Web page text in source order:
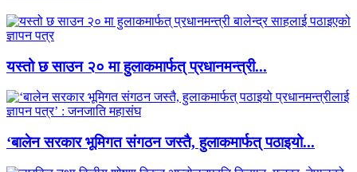
यस्तो छ साउन २० मा हुलाकमार्फत् प्रधानमन्त्री...
‘बालेन सरकार भूमिगत संगठन जस्तै, हुलाकमार्फत् पठाइयो...